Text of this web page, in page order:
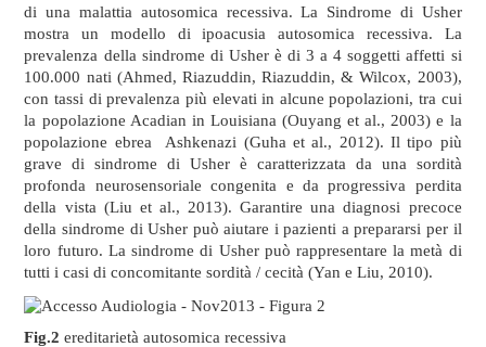
di una malattia autosomica recessiva. La Sindrome di Usher
mostra un modello di ipoacusia autosomica recessiva. La
prevalenza della sindrome di Usher è di 3 a 4 soggetti affetti si
100.000 nati (Ahmed, Riazuddin, Riazuddin, & Wilcox, 2003),
con tassi di prevalenza più elevati in alcune popolazioni, tra cui
la popolazione Acadian in Louisiana (Ouyang et al., 2003) e la
popolazione ebrea Ashkenazi (Guha et al., 2012). Il tipo più
grave di sindrome di Usher è caratterizzata da una sordità
profonda neurosensoriale congenita e da progressiva perdita
della vista (Liu et al., 2013). Garantire una diagnosi precoce
della sindrome di Usher può aiutare i pazienti a prepararsi per il
loro futuro. La sindrome di Usher può rappresentare la metà di
tutti i casi di concomitante sordità / cecità (Yan e Liu, 2010).
Fig.2 ereditarietà autosomica recessiva